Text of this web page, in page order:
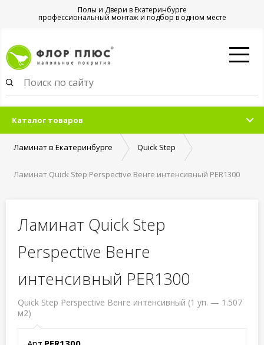
Полы и Двери в Екатеринбурге
профессиональный монтаж и подбор в одном месте
Каталог товаров
Ламинат в Екатеринбурге Quick Step
Ламинат Quick Step Perspective Венге интенсивный PER1300
Ламинат Quick Step
Perspective Венге
интенсивный PER1300
Quick Step Perspective Венге интенсивный (1 уп. — 1.507
м2)